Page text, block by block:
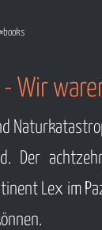
Wir
Der
Lex im